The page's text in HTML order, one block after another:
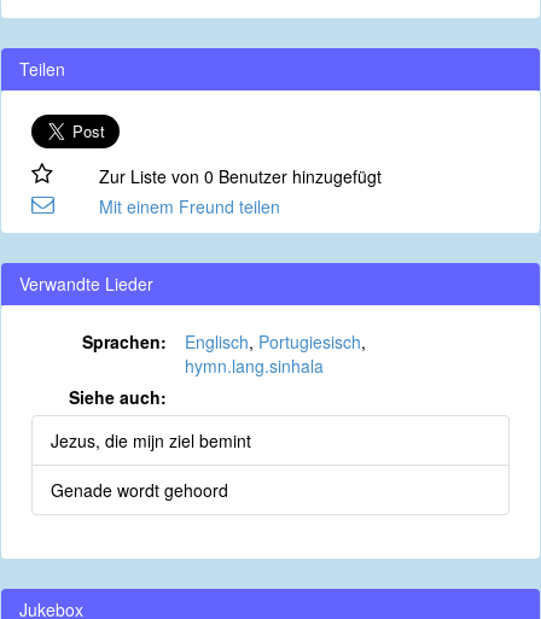
Teilen
Zur Liste von 0 Benutzer hinzugefügt
Mit einem Freund teilen
Verwandte Lieder
Sprachen: Englisch, Portugiesisch,
hymn.lang.sinhala
Siehe auch:
Jezus, die mijn ziel bemint
Genade wordt gehoord
Jukebox